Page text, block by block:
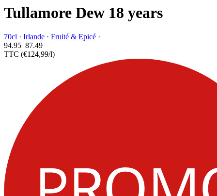
Tullamore Dew 18 years
70cl · Irlande · Fruité & Epicé ·
94.95 87.49
TTC (€124,99/l)